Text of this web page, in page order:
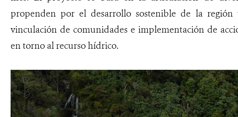
propenden por el desarrollo sostenible de la región
vinculación de comunidades e implementación de
en torno al recurso hídrico.